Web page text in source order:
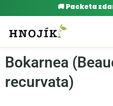
🚚 Packeta
Bokarnea
recurvata)